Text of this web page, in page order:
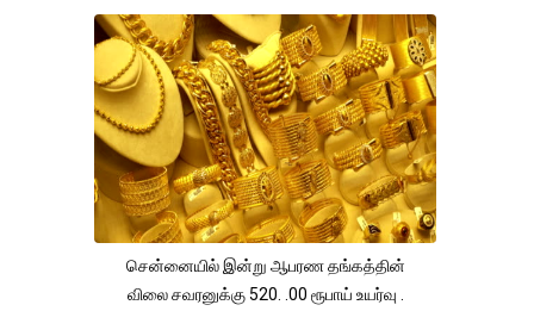
சென்னையில் இன்று ஆபரண தங்கத்தின்
விலை சவரனுக்கு 520. .00 ரூபாய் உயர்வு .